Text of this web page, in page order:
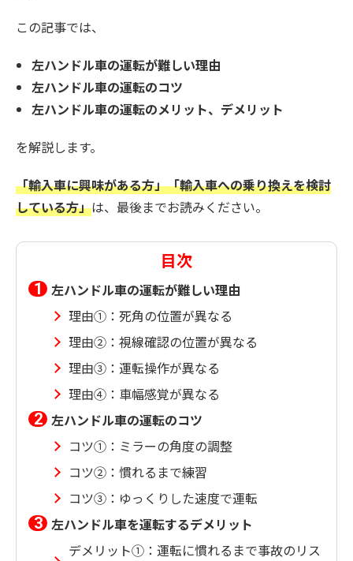
この記事では、
左ハンドル車の運転が難しい理由
左ハンドル車の運転のコツ
左ハンドル車の運転のメリット、デメリット
を解説します。
「輸入車に興味がある方」「輸入車への乗り換えを検討
している方」は、最後までお読みください。
目次
左ハンドル車の運転が難しい理由
理由①：死角の位置が異なる
理由②：視線確認の位置が異なる
理由③：運転操作が異なる
理由④：車幅感覚が異なる
左ハンドル車の運転のコツ
コツ①：ミラーの角度の調整
コツ②：慣れるまで練習
コツ③：ゆっくりした速度で運転
左ハンドル車を運転するデメリット
デメリット①：運転に慣れるまで事故のリス